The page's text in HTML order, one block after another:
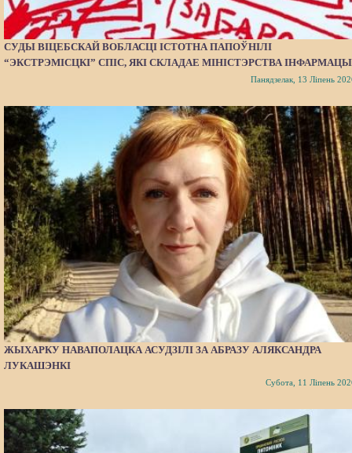
СУДЫ ВІЦЕБСКАЙ ВОБЛАСЦІ ІСТОТНА ПАПОЎНІЛІ
“ЭКСТРЭМІСЦКІ” СПІС, ЯКІ СКЛАДАЕ МІНІСТЭРСТВА
Панядзелак, 13 Ліпень
ЖЫХАРКУ НАВАПОЛАЦКА АСУДЗІЛІ ЗА АБРАЗУ АЛЯКСАНДРА
ЛУКАШЭНКІ
Субота, 11 Ліпень